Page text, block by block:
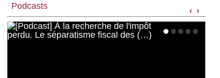
Podcasts ‹ ›